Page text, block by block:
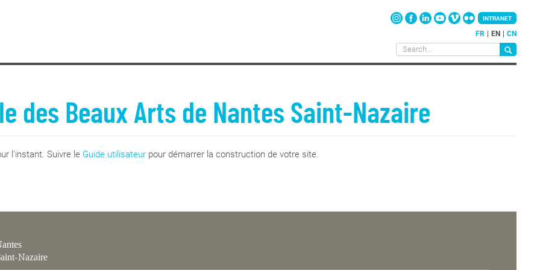
FR EN CN
INTRANET
des Beaux Arts de Nantes Saint-Nazaire
l'instant. Suivre le Guide utilisateur pour démarrer la construction de votre site.
Nazaire